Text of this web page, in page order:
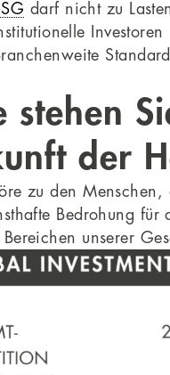
darf nicht zu
stehen
der
zu den
Bedrohung
Bereichen unserer